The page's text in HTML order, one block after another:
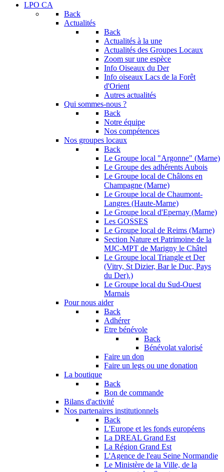
LPO CA
Back
Actualités
Back
Actualités à la une
Actualités des Groupes Locaux
Zoom sur une espèce
Info Oiseaux du Der
Info oiseaux Lacs de la Forêt
d'Orient
Autres actualités
Qui sommes-nous ?
Back
Notre équipe
Nos compétences
Nos groupes locaux
Back
Le Groupe local "Argonne" (Marne)
Le Groupe des adhérents Aubois
Le Groupe local de Châlons en
Champagne (Marne)
Le Groupe local de Chaumont-
Langres (Haute-Marne)
Le Groupe local d'Epernay (Marne)
Les GOSSES
Le Groupe local de Reims (Marne)
Section Nature et Patrimoine de la
MJC-MPT de Marigny le Châtel
Le Groupe local Triangle et Der
(Vitry, St Dizier, Bar le Duc, Pays
du Der).)
Le Groupe local du Sud-Ouest
Marnais
Pour nous aider
Back
Adhérer
Etre bénévole
Back
Bénévolat valorisé
Faire un don
Faire un legs ou une donation
La boutique
Back
Bon de commande
Bilans d'activité
Nos partenaires institutionnels
Back
L'Europe et les fonds européens
La DREAL Grand Est
La Région Grand Est
L'Agence de l'eau Seine Normandie
Le Ministère de la Ville, de la